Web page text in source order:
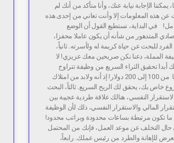
يمكننا الإجابة نيابة عنك، وأنا متأكد من أنك لم
عن هذه المعلومات إلا وأنت تعاني من إحدى هذه
في البداية، نستطيع القول أن الوضع
المتدهور من شأنه أن يكون عاملا محفزا،
الفرد للبحث عن حياة كريمة له ولأسرته. ثانياً،
المملة، دعنا نكن صريحين معك عزيزي! لا
أبدا تحقيق الثراء السريع من وظيفة تتراوح
راتبها من 100 إلى 200 دولار! إذ أنه ولابد من امتلاك
خاص بك، يحقق لك الربح السريع. ثالثاً، البحث
النفسي، هنالك علاقة طردية عجيبة بين
المالي والاستقرار النفسي، ذلك لأن الوظيفة
ما تكون مرتبطة بساعات محدودة وبراتب محدود!
التخلف عن موعد العمل، فإنك من المحتمل
للإهانة والطرد من رئيس عملك. رابعاً،